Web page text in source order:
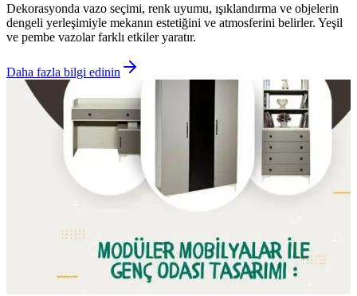
Dekorasyonda vazo seçimi, renk uyumu, ışıklandırma ve objelerin
dengeli yerleşimiyle mekanın estetiğini ve atmosferini belirler. Yeşil
ve pembe vazolar farklı etkiler yaratır.
Daha fazla bilgi edinin